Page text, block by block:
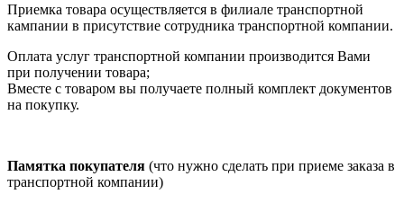
Приемка товара осуществляется в филиале транспортной
кампании в присутствие сотрудника транспортной компании.
Оплата услуг транспортной компании производится Вами
при получении товара;
Вместе с товаром вы получаете полный комплект документов
на покупку.
Памятка покупателя (что нужно сделать при приеме заказа в
транспортной компании)